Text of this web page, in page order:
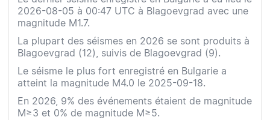
2026-08-05 à 00:47 UTC à Blagoevgrad avec une
magnitude M1.7.
La plupart des séismes en 2026 se sont produits à
Blagoevgrad (12), suivis de Blagoevgrad (9).
Le séisme le plus fort enregistré en Bulgarie a
atteint la magnitude M4.0 le 2025-09-18.
En 2026, 9% des événements étaient de magnitude
M≥3 et 0% de magnitude M≥5.